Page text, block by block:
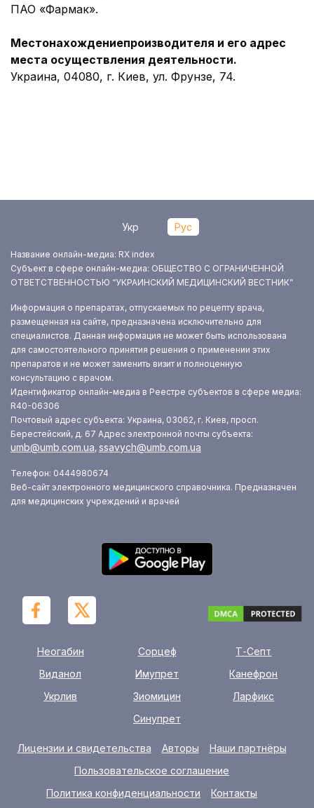
ПАО «Фармак».
Местонахождениепроизводителя и его адрес
места осуществления деятельности.
Украина, 04080, г. Киев, ул. Фрунзе, 74.
Укр Рус
Название онлайн-медиа: RX index
Субъект в сфере онлайн-медиа: ОБЩЕСТВО С ОГРАНИЧЕННОЙ
ОТВЕТСТВЕННОСТЬЮ “УКРАИНСКИЙ МЕДИЦИНСКИЙ ВЕСТНИК”
Информация о препаратах, отпускаемых по рецепту врача,
размещенная на сайте, предназначена исключительно для
специалистов. Данная информация не может быть использована
для самостоятельного принятия решения о применении этих
препаратов и не может заменить визит и полноценную
консультацию с врачом.
Идентификатор онлайн-медиа в Реестре субъектов в сфере медиа:
R40-06306
Почтовый адрес субъекта: Украина, 03062, г. Киев, просп.
Берестейский, д. 67 Адрес электронной почты субъекта:
umb@umb.com.ua, ssavych@umb.com.ua
Телефон: 0444980674
Веб-сайт электронного медицинского справочника. Предназначен
для медицинских учреждений и врачей
Неогабин Сорцеф
Т-Септ
Виданол
Имупрет
Канефрон
Укрлив
Зиомицин
Ларфикс
Синупрет
Лицензии и свидетельства Авторы
Наши партнёры
Пользовательское соглашение
Политика конфиденциальности
Контакты